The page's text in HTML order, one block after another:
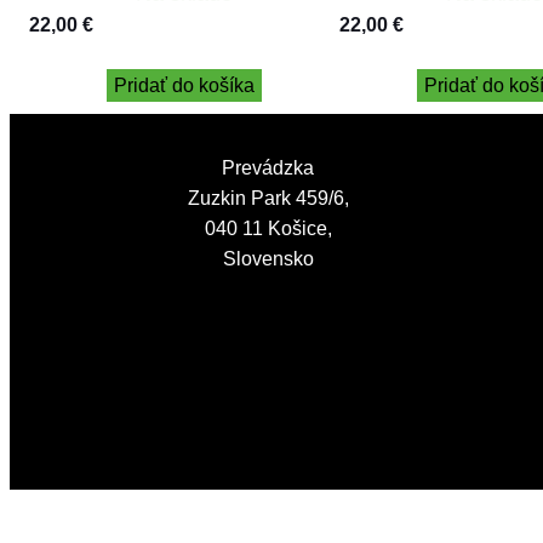
22,00 €
Pridať do košíka
22,00 €
Pridať do
Prevádzka
Zuzkin Park 459/6,
040 11 Košice,
Slovensko